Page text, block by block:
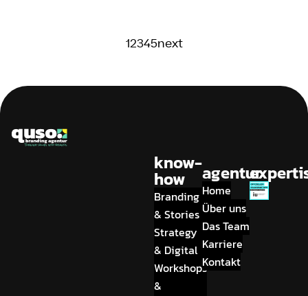
12345next
know-
how
Branding
& Stories
Strategy
& Digital
Workshops
&
agentur
Home
Über uns
Das Team
Karriere
Kontakt